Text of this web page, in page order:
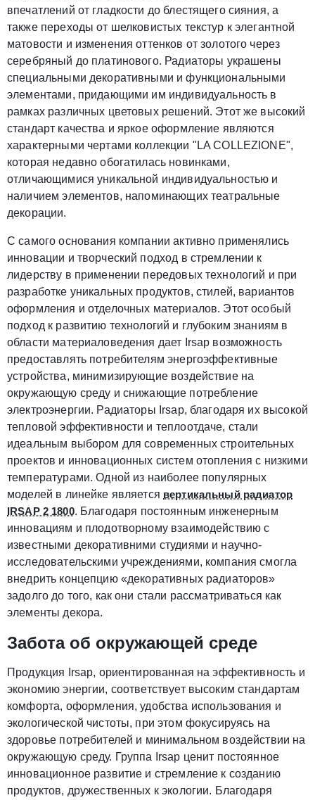
впечатлений от гладкости до блестящего сияния, а
также переходы от шелковистых текстур к элегантной
матовости и изменения оттенков от золотого через
серебряный до платинового. Радиаторы украшены
специальными декоративными и функциональными
элементами, придающими им индивидуальность в
рамках различных цветовых решений. Этот же высокий
стандарт качества и яркое оформление являются
характерными чертами коллекции "LA COLLEZIONE",
которая недавно обогатилась новинками,
отличающимися уникальной индивидуальностью и
наличием элементов, напоминающих театральные
декорации.
С самого основания компании активно применялись
инновации и творческий подход в стремлении к
лидерству в применении передовых технологий и при
разработке уникальных продуктов, стилей, вариантов
оформления и отделочных материалов. Этот особый
подход к развитию технологий и глубоким знаниям в
области материаловедения дает Irsap возможность
предоставлять потребителям энергоэффективные
устройства, минимизирующие воздействие на
окружающую среду и снижающие потребление
электроэнергии. Радиаторы Irsap, благодаря их высокой
тепловой эффективности и теплоотдаче, стали
идеальным выбором для современных строительных
проектов и инновационных систем отопления с низкими
температурами. Одной из наиболее популярных
моделей в линейке является вертикальный радиатор
IRSAP 2 1800. Благодаря постоянным инженерным
инновациям и плодотворному взаимодействию с
известными декоративними студиями и научно-
исследовательскими учреждениями, компания смогла
внедрить концепцию «декоративных радиаторов»
задолго до того, как они стали рассматриваться как
элементы декора.
Забота об окружающей среде
Продукция Irsap, ориентированная на эффективность и
экономию энергии, соответствует высоким стандартам
комфорта, оформления, удобства использования и
экологической чистоты, при этом фокусируясь на
здоровье потребителей и минимальном воздействии на
окружающую среду. Группа Irsap ценит постоянное
инновационное развитие и стремление к созданию
продуктов, дружественных к экологии. Благодаря